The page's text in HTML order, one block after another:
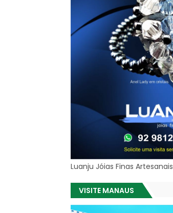
Luanju Jóias Finas Artesanais
VISITE MANAUS